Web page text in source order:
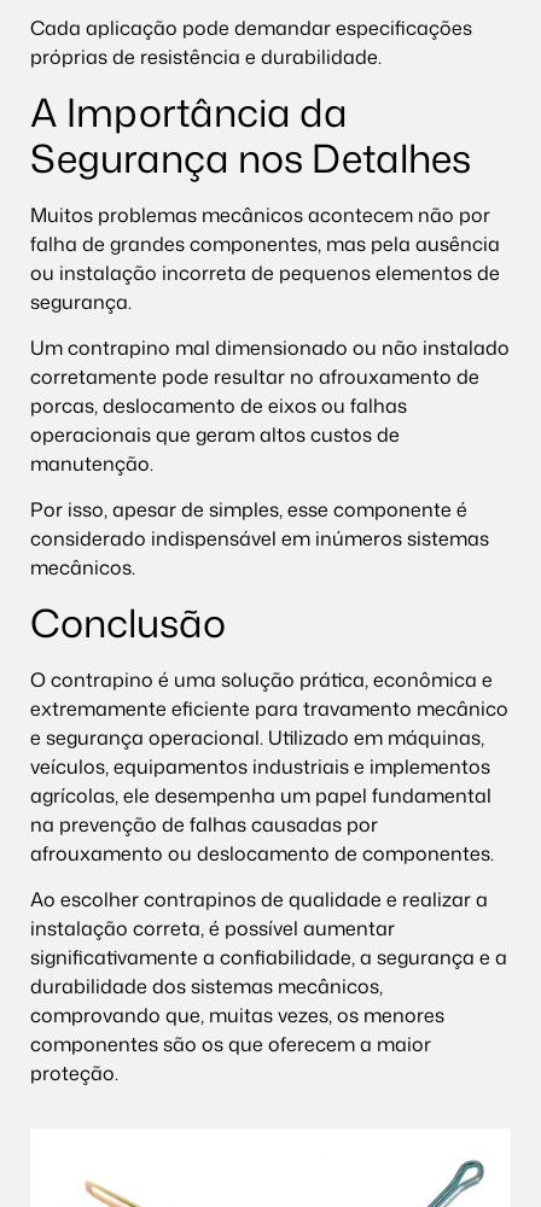
Cada aplicação pode demandar especificações
próprias de resistência e durabilidade.
A Importância da
Segurança nos Detalhes
Muitos problemas mecânicos acontecem não por
falha de grandes componentes, mas pela ausência
ou instalação incorreta de pequenos elementos de
segurança.
Um contrapino mal dimensionado ou não instalado
corretamente pode resultar no afrouxamento de
porcas, deslocamento de eixos ou falhas
operacionais que geram altos custos de
manutenção.
Por isso, apesar de simples, esse componente é
considerado indispensável em inúmeros sistemas
mecânicos.
Conclusão
O contrapino é uma solução prática, econômica e
extremamente eficiente para travamento mecânico
e segurança operacional. Utilizado em máquinas,
veículos, equipamentos industriais e implementos
agrícolas, ele desempenha um papel fundamental
na prevenção de falhas causadas por
afrouxamento ou deslocamento de componentes.
Ao escolher contrapinos de qualidade e realizar a
instalação correta, é possível aumentar
significativamente a confiabilidade, a segurança e a
durabilidade dos sistemas mecânicos,
comprovando que, muitas vezes, os menores
componentes são os que oferecem a maior
proteção.